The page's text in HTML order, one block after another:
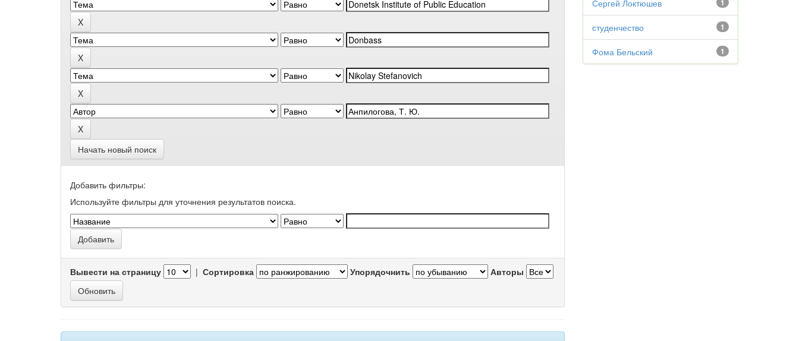
Начать новый поиск
Добавить фильтры:
Используйте фильтры для уточнения результатов поиска.
Вывести на страницу | Сортировка Упорядочнить Авторы
1
Сергей Локтюшев
1
студенчество
1
Фома Бельский